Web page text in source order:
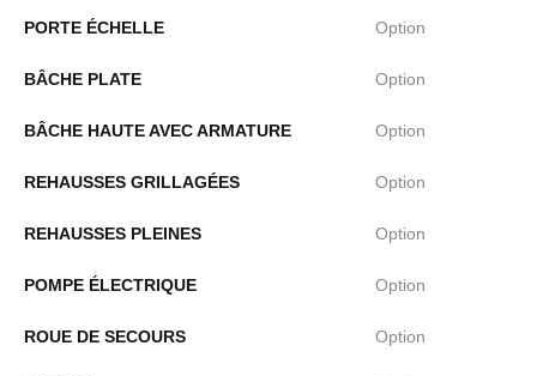
PORTE ÉCHELLE Option
BÂCHE PLATE Option
BÂCHE HAUTE AVEC ARMATURE Option
REHAUSSES GRILLAGÉES Option
REHAUSSES PLEINES Option
POMPE ÉLECTRIQUE Option
ROUE DE SECOURS Option